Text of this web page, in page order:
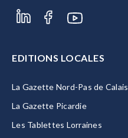
EDITIONS LOCALES
La Gazette Nord-Pas de Calais
La Gazette Picardie
Les Tablettes Lorraines